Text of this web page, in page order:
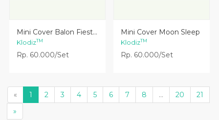
Lihat Detail
Mini Cover Balon Fiest...
KlodizTM
Rp. 60.000/Set
Lihat Detail
Mini Cover Moon Sleep
KlodizTM
Rp. 60.000/Set
« 1 2 3 4 5 6 7 8 ... 20
21
»